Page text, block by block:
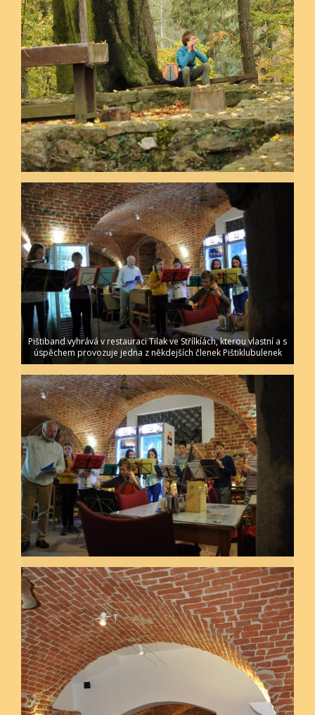
Pištiband vyhrává v restauraci Tilak ve Střílkíách, kterou vlastní a s
úspěchem provozuje jedna z někdejších členek Pištiklubulenek